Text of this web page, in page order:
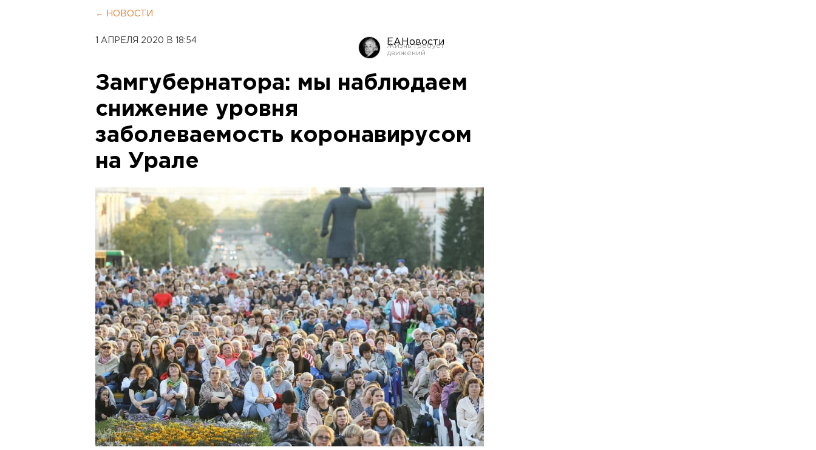
← НОВОСТИ
1 АПРЕЛЯ 2020 В 18:54 ЕАНовости
Замгубернатора: мы наблюдаем
снижение уровня
заболеваемость коронавирусом
на Урале